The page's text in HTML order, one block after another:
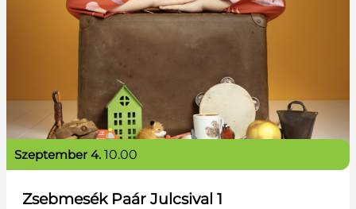
Zsebmesék Paár Julcsival 1
szeptember 4. 10.00